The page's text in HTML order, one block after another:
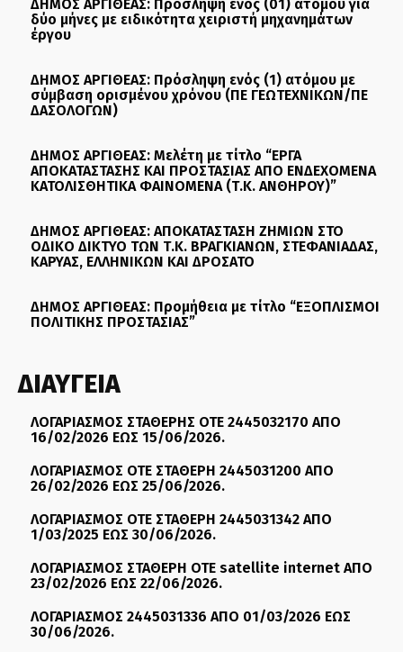
ΔΗΜΟΣ ΑΡΓΙΘΕΑΣ: Πρόσληψη ενός (01) ατόμου για
δύο μήνες με ειδικότητα χειριστή μηχανημάτων
έργου
ΔΗΜΟΣ ΑΡΓΙΘΕΑΣ: Πρόσληψη ενός (1) ατόμου με
σύμβαση ορισμένου χρόνου (ΠΕ ΓΕΩΤΕΧΝΙΚΩΝ/ΠΕ
ΔΑΣΟΛΟΓΩΝ)
ΔΗΜΟΣ ΑΡΓΙΘΕΑΣ: Μελέτη με τίτλο “ΕΡΓΑ
ΑΠΟΚΑΤΑΣΤΑΣΗΣ ΚΑΙ ΠΡΟΣΤΑΣΙΑΣ ΑΠΟ ΕΝΔΕΧΟΜΕΝΑ
ΚΑΤΟΛΙΣΘΗΤΙΚΑ ΦΑΙΝΟΜΕΝΑ (Τ.Κ. ΑΝΘΗΡΟΥ)”
ΔΗΜΟΣ ΑΡΓΙΘΕΑΣ: ΑΠΟΚΑΤΑΣΤΑΣΗ ΖΗΜΙΩΝ ΣΤΟ
ΟΔΙΚΟ ΔΙΚΤΥΟ ΤΩΝ Τ.Κ. ΒΡΑΓΚΙΑΝΩΝ, ΣΤΕΦΑΝΙΑΔΑΣ,
ΚΑΡΥΑΣ, ΕΛΛΗΝΙΚΩΝ ΚΑΙ ΔΡΟΣΑΤΟ
ΔΗΜΟΣ ΑΡΓΙΘΕΑΣ: Προμήθεια με τίτλο “ΕΞΟΠΛΙΣΜΟΙ
ΠΟΛΙΤΙΚΗΣ ΠΡΟΣΤΑΣΙΑΣ”
ΔΙΑΥΓΕΙΑ
ΛΟΓΑΡΙΑΣΜΟΣ ΣΤΑΘΕΡΗΣ ΟΤΕ 2445032170 ΑΠΟ
16/02/2026 ΕΩΣ 15/06/2026.
ΛΟΓΑΡΙΑΣΜΟΣ ΟΤΕ ΣΤΑΘΕΡΗ 2445031200 ΑΠΟ
26/02/2026 ΕΩΣ 25/06/2026.
ΛΟΓΑΡΙΑΣΜΟΣ ΟΤΕ ΣΤΑΘΕΡΗ 2445031342 ΑΠΟ
1/03/2025 ΕΩΣ 30/06/2026.
ΛΟΓΑΡΙΑΣΜΟΣ ΣΤΑΘΕΡΗ ΟΤΕ satellite internet ΑΠΟ
23/02/2026 ΕΩΣ 22/06/2026.
ΛΟΓΑΡΙΑΣΜΟΣ 2445031336 ΑΠΟ 01/03/2026 ΕΩΣ
30/06/2026.